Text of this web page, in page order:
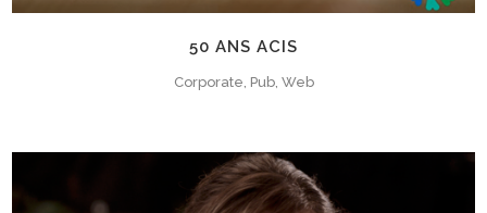
50 ANS ACIS
Corporate, Pub, Web